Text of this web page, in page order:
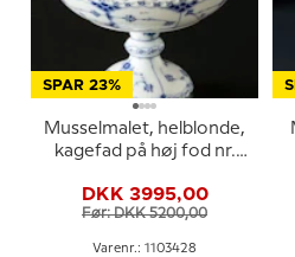
SPAR 23%
Musselmalet, helblonde,
kagefad på høj fod nr.
Copenhagen 20cm
DKK 3995,00
Før: DKK 5200,00
Varenr.: 1103428